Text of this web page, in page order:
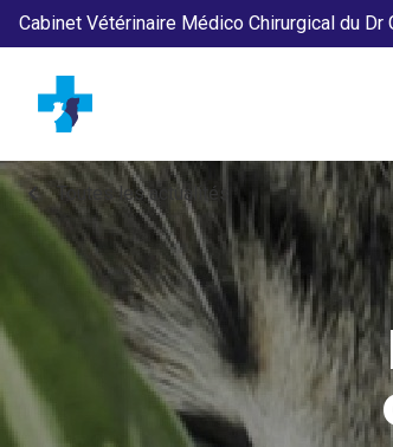
Cabinet Vétérinaire Médico Chirurgical du Dr
chevron_left Toutes les actualités